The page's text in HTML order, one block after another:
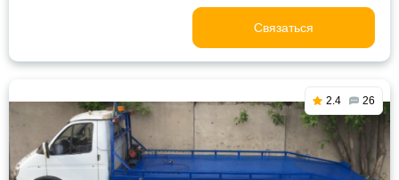
Связаться
2.4 26